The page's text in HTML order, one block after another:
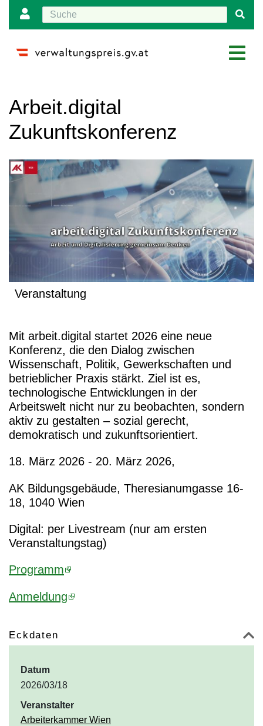
Arbeit.digital
Zukunftskonferenz
Veranstaltung
Mit arbeit.digital startet 2026 eine neue
Konferenz, die den Dialog zwischen
Wissenschaft, Politik, Gewerkschaften und
betrieblicher Praxis stärkt. Ziel ist es,
technologische Entwicklungen in der
Arbeitswelt nicht nur zu beobachten, sondern
aktiv zu gestalten – sozial gerecht,
demokratisch und zukunftsorientiert.
18. März 2026 - 20. März 2026,
AK Bildungsgebäude, Theresianumgasse 16-
18, 1040 Wien
Digital: per Livestream (nur am ersten
Veranstaltungstag)
Programm
Anmeldung
Eckdaten
Datum
2026/03/18
Veranstalter
Arbeiterkammer Wien